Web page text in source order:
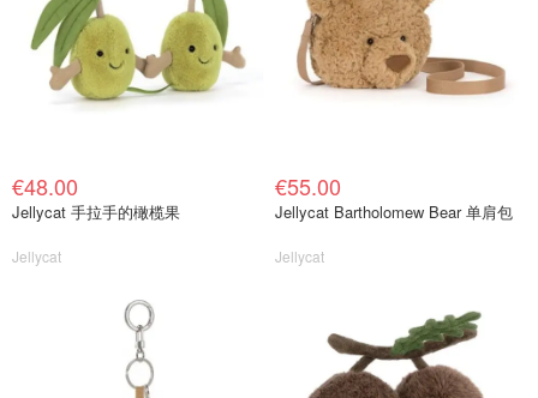
€48.00
Jellycat 手拉手的橄榄果
Jellycat
€55.00
Jellycat Bartholomew Bear 单肩包
Jellycat